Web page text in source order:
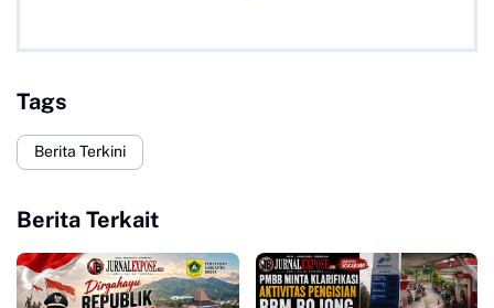
Tags
Berita Terkini
Berita Terkait